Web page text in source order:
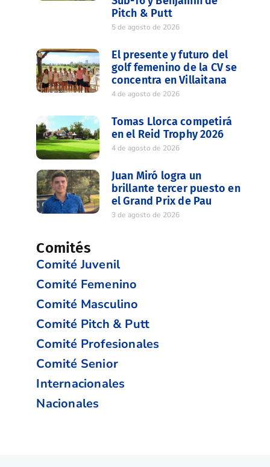
Pitch & Putt
5 de agosto de 2026
El presente y futuro del
golf femenino de la CV se
concentra en Villaitana
4 de agosto de 2026
Tomas Llorca competirá
en el Reid Trophy 2026
4 de agosto de 2026
Juan Miró logra un
brillante tercer puesto en
el Grand Prix de Pau
3 de agosto de 2026
Comités
Comité Juvenil
Comité Femenino
Comité Masculino
Comité Pitch & Putt
Comité Profesionales
Comité Senior
Internacionales
Nacionales